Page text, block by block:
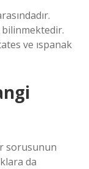
bilinmektedir.
ve ıspanak
sorusunun
da